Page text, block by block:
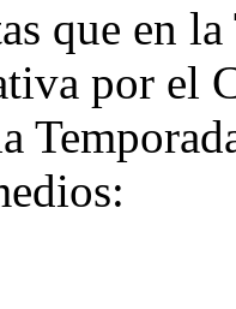
que en
por el